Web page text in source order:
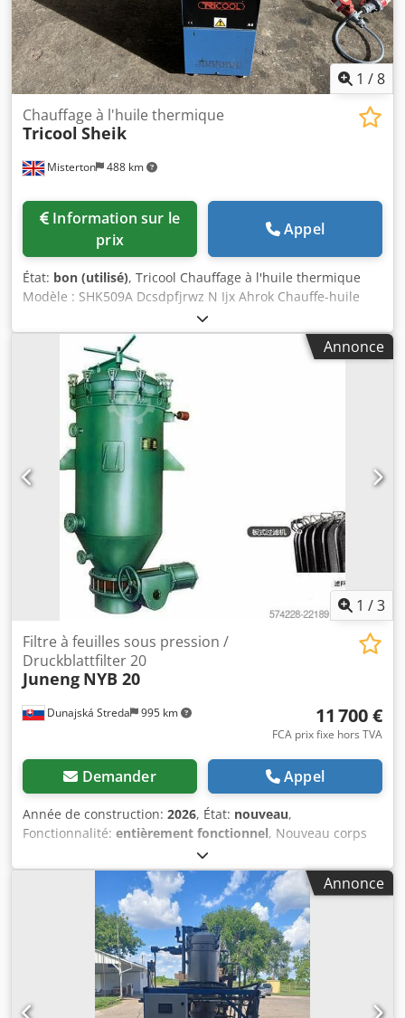
1 /8
Misterton 488 km
Chauffage à l'huile thermique
Tricool Sheik
prix
Appel
État: bon (utilisé), Tricool Chauffage à l'huile thermique
Modèle : SHK509A Dcsdpfjrwz N Ijx Ahrok Chauffe-huile
Sheik Thermail, commandes numériques réglables,
jusqu'à 350'C, mobile
Annonce
1 /3
Dunajská Streda 995 km
Filtre à feuilles sous pression /
Druckblattfilter 20
Juneng NYB 20
11 700 €
FCA prix fixe hors TVA
Demander Appel
Année de construction: 2026, État: nouveau,
Fonctionnalité: entièrement fonctionnel, Nouveau corps
de filtre à plaques vertical sous pression Fabricant : Juneng
Modèle : NYB-20 Surface de filtration : 20 m² Volume de la
tourte : environ 400 L Capacité : environ 4–6 t/h pour huile
brute/huile végétale Pression de fonctionnement : 0,1–0,4
MPa, max. 0,5 MPa Température de la coque : ≤ 150 °C
Volume de la machine : environ 1 680 L Poids : environ 1
700 kg Diamètre de la coque : environ 1 100 mm
Espacement des plaques : 70 mm Entrée/Sortie :
entrée/sortie DN50, trop-plein DN40, évacuation environ
Annonce